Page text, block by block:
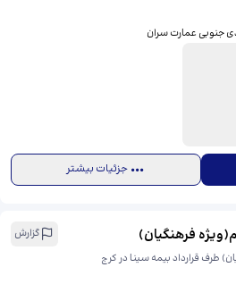
جنوبی عمارت سران
جزئیات بیشتر
فرهنگیان)
گزارش
طرف قرارداد بیمه سینا در کرج